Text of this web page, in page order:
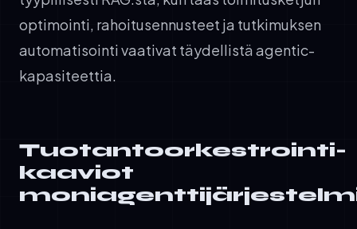
optimointi, rahoitusennusteet ja tutkimuksen
automatisointi vaativat täydellistä agentic-
kapasiteettia.
Tuotantoorkestrointi-
kaaviot